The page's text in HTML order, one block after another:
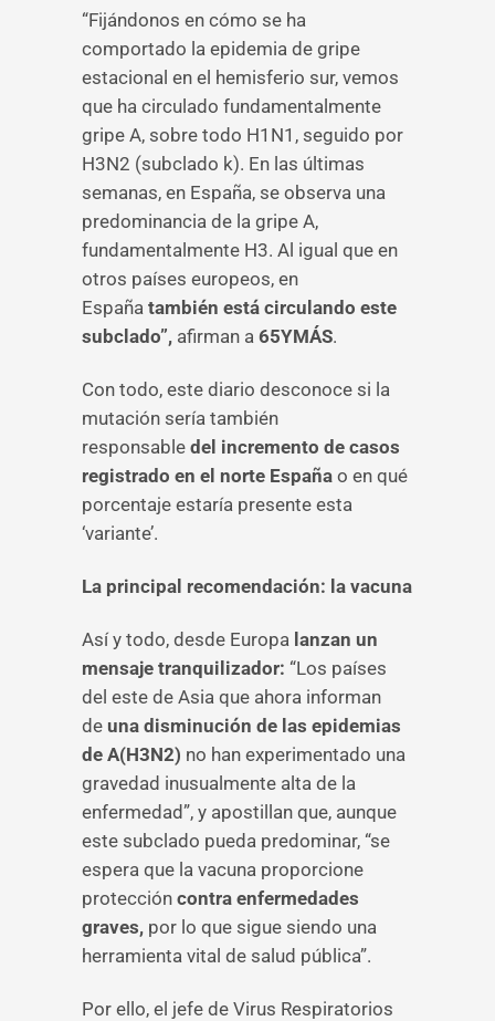
“Fijándonos en cómo se ha
comportado la epidemia de gripe
estacional en el hemisferio sur, vemos
que ha circulado fundamentalmente
gripe A, sobre todo H1N1, seguido por
H3N2 (subclado k). En las últimas
semanas, en España, se observa una
predominancia de la gripe A,
fundamentalmente H3. Al igual que en
otros países europeos, en
España también está circulando este
subclado”, afirman a 65YMÁS.
Con todo, este diario desconoce si la
mutación sería también
responsable del incremento de casos
registrado en el norte España o en qué
porcentaje estaría presente esta
‘variante’.
La principal recomendación: la vacuna
Así y todo, desde Europa lanzan un
mensaje tranquilizador: “Los países
del este de Asia que ahora informan
de una disminución de las epidemias
de A(H3N2) no han experimentado una
gravedad inusualmente alta de la
enfermedad”, y apostillan que, aunque
este subclado pueda predominar, “se
espera que la vacuna proporcione
protección contra enfermedades
graves, por lo que sigue siendo una
herramienta vital de salud pública”.
Por ello, el jefe de Virus Respiratorios